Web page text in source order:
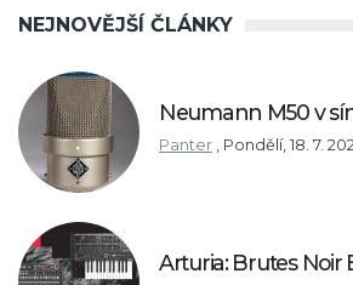
NEJNOVĚJŠÍ ČLÁNKY
Neumann M50 v
Panter , Pondělí, 18. 7.
Arturia: Brutes Noir